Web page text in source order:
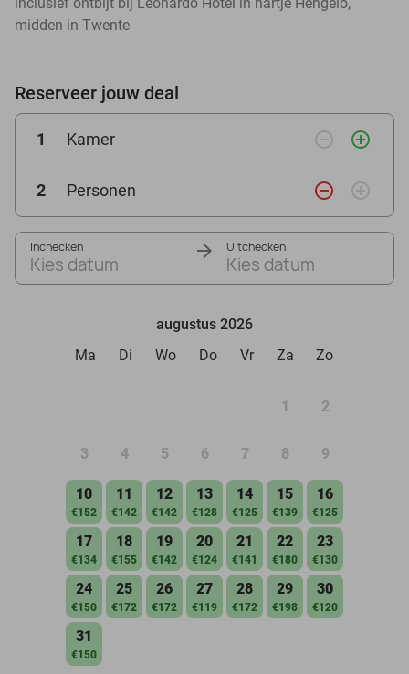
midden in Twente
Reserveer jouw deal
1 Kamer remove_circle_outline add_circle_outline
2 Personen remove_circle_outline add_circle_outline
Inchecken
Kies datum
Uitchecken
Kies datum
augustus 2026
Ma
Di Wo Do Vr Za Zo
1 2
3 4 5 6 7 8 9
10
€152
11
€142
12
€142
13
€128
14
€125
15
€139
16
€125
17
€134
18
€155
19
€142
20
€124
21
€141
22
€180
23
€130
24
€150
25
€172
26
€172
27
€119
28
€172
29
€198
30
€120
31
€150